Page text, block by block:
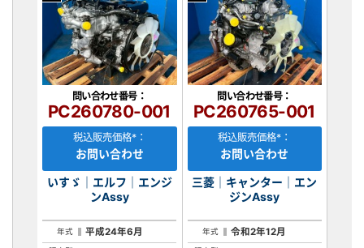
問い合わせ番号：
PC260780-001
税込販売価格*：
お問い合わせ
いすゞ｜エルフ｜エンジ
ンAssy
年式 平成24年6月
問い合わせ番号：
PC260765-001
税込販売価格*：
お問い合わせ
三菱｜キャンター｜エン
ジンAssy
年式 令和2年12月